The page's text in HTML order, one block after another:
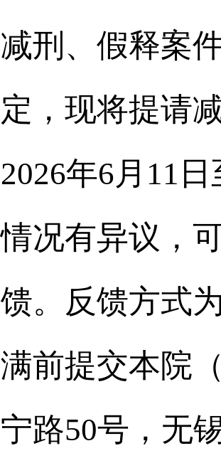
减刑、假释案
定，现将提请
2026年6月11
情况有异议，
馈。反馈方式
满前提交本院
宁路50号，无